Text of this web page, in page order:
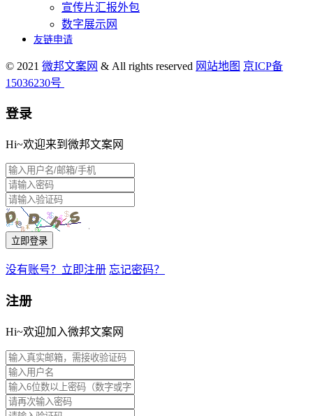
宣传片汇报外包
数字展示网
友链申请
© 2021 微邦文案网 & All rights reserved 网站地图 京ICP备
15036230号
登录
Hi~欢迎来到微邦文案网
立即登录
没有账号？立即注册 忘记密码？
注册
Hi~欢迎加入微邦文案网